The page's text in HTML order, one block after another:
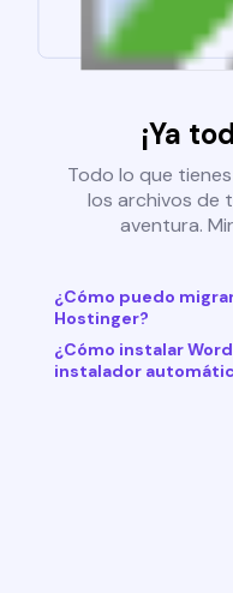
¡Ya
Todo lo que
los archivos de
aventura.
¿Cómo puedo
Hostinger?
¿Cómo instalar
instalador